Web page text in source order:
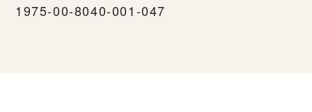
1975-00-8040-001-047